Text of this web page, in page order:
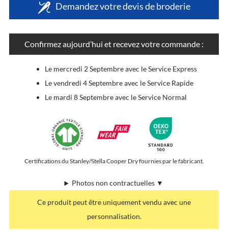
Demandez votre devis de broderie
Confirmez aujourd’hui et recevez votre commande :
Le mercredi 2 Septembre avec le Service Express
Le vendredi 4 Septembre avec le Service Rapide
Le mardi 8 Septembre avec le Service Normal
Certifications du Stanley/Stella Cooper Dry fournies par le fabricant.
Photos non contractuelles ▼
Ce produit peut être uniquement vendu avec une
personnalisation.